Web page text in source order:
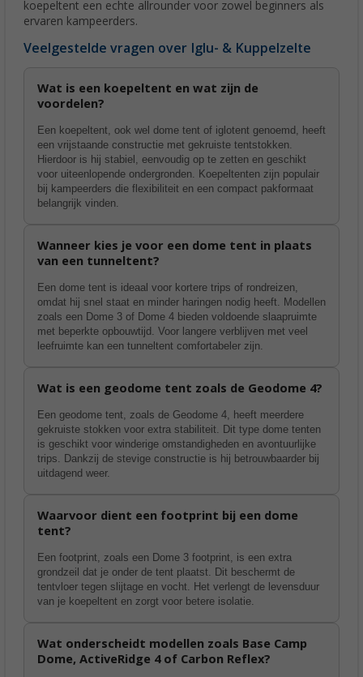
koepeltent een echte allrounder voor zowel beginners als
ervaren kampeerders.
Veelgestelde vragen over Iglu- & Kuppelzelte
Wat is een koepeltent en wat zijn de
voordelen?
Een koepeltent, ook wel dome tent of iglotent genoemd, heeft
een vrijstaande constructie met gekruiste tentstokken.
Hierdoor is hij stabiel, eenvoudig op te zetten en geschikt
voor uiteenlopende ondergronden. Koepeltenten zijn populair
bij kampeerders die flexibiliteit en een compact pakformaat
belangrijk vinden.
Wanneer kies je voor een dome tent in plaats
van een tunneltent?
Een dome tent is ideaal voor kortere trips of rondreizen,
omdat hij snel staat en minder haringen nodig heeft. Modellen
zoals een Dome 3 of Dome 4 bieden voldoende slaapruimte
met beperkte opbouwtijd. Voor langere verblijven met veel
leefruimte kan een tunneltent comfortabeler zijn.
Wat is een geodome tent zoals de Geodome 4?
Een geodome tent, zoals de Geodome 4, heeft meerdere
gekruiste stokken voor extra stabiliteit. Dit type dome tenten
is geschikt voor winderige omstandigheden en avontuurlijke
trips. Dankzij de stevige constructie is hij betrouwbaarder bij
uitdagend weer.
Waarvoor dient een footprint bij een dome
tent?
Een footprint, zoals een Dome 3 footprint, is een extra
grondzeil dat je onder de tent plaatst. Dit beschermt de
tentvloer tegen slijtage en vocht. Het verlengt de levensduur
van je koepeltent en zorgt voor betere isolatie.
Wat onderscheidt modellen zoals Base Camp
Dome, ActiveRidge 4 of Carbon Reflex?